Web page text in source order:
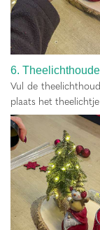
6.
Vul de
plaats het